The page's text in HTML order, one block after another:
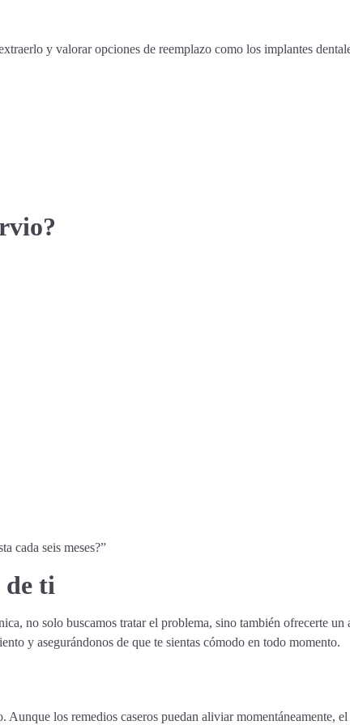
y valorar opciones de reemplazo como los implantes
cada seis meses?”
de ti
no solo buscamos tratar el problema, sino también ofrecerte un
y asegurándonos de que te sientas cómodo en todo momento.
los remedios caseros puedan aliviar momentáneamente,